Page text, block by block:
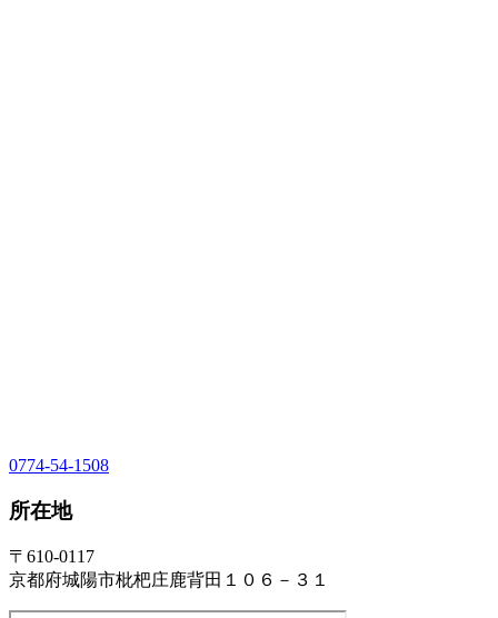
0774-54-1508
所在地
〒610-0117
京都府城陽市枇杷庄鹿背田１０６－３１